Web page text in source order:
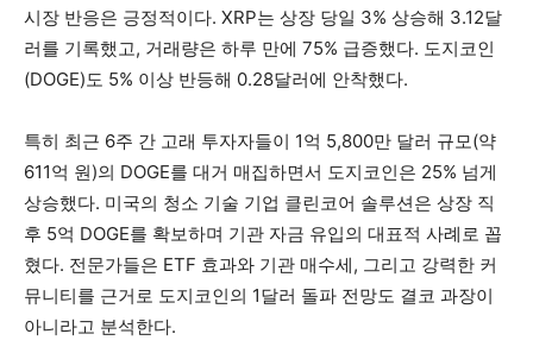
시장 반응은 긍정적이다. XRP는 상장 당일 3% 상승해 3.12달
러를 기록했고, 거래량은 하루 만에 75% 급증했다. 도지코인
(DOGE)도 5% 이상 반등해 0.28달러에 안착했다.
특히 최근 6주 간 고래 투자자들이 1억 5,800만 달러 규모(약
611억 원)의 DOGE를 대거 매집하면서 도지코인은 25% 넘게
상승했다. 미국의 청소 기술 기업 클린코어 솔루션은 상장 직
후 5억 DOGE를 확보하며 기관 자금 유입의 대표적 사례로 꼽
혔다. 전문가들은 ETF 효과와 기관 매수세, 그리고 강력한 커
뮤니티를 근거로 도지코인의 1달러 돌파 전망도 결코 과장이
아니라고 분석한다.